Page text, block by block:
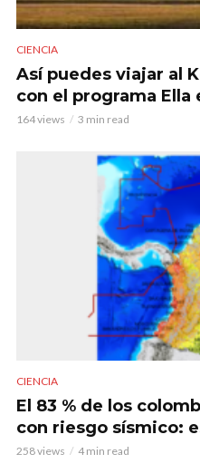
CIENCIA
Así puedes viajar al
con el programa Ella
164 views 3 min read
CIENCIA
El 83 % de los
con riesgo sísmico:
258 views 4 min read